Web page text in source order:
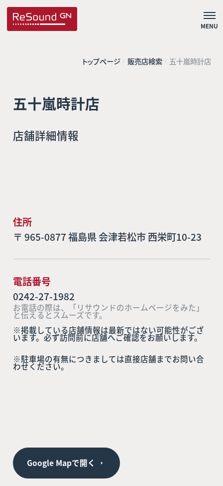
MENU
トップページ 販売店検索 五十嵐時計店
五十嵐時計店
店舗詳細情報
住所
〒 965-0877 福島県 会津若松市 西栄町10-23
電話番号
0242-27-1982
お電話の際は、「リサウンドのホームページをみた」
と伝えるとスムーズです。
※掲載している店舗情報は最新ではない可能性がござ
います。必ず訪問前に店舗へご確認をお願いします。
※駐車場の有無につきましては直接店舗までお問い合
わせください。
Google Mapで開く